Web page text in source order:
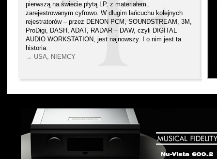
pierwszą na świecie płytą LP, z materiałem
zarejestrowanym cyfrowo. W długim łańcuchu kolejnych
rejestratorów – przez DENON PCM, SOUNDSTREAM, 3M,
ProDigi, DASH, ADAT, RADAR – DAW, czyli DIGITAL
AUDIO WORKSTATION, jest najnowszy. I o nim jest ta
historia.
→ USA, NIEMCY